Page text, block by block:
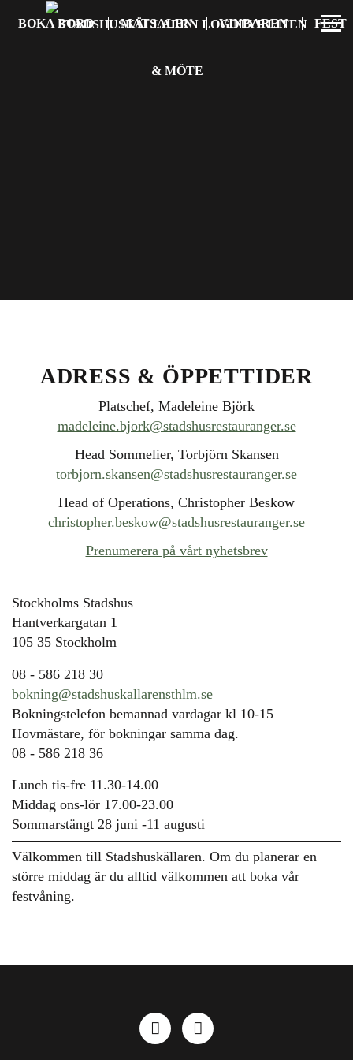
BOKA BORD MATSALEN VINBAREN FEST
& MÖTE
ADRESS & ÖPPETTIDER
Platschef, Madeleine Björk
madeleine.bjork@stadshusrestauranger.se
Head Sommelier, Torbjörn Skansen
torbjorn.skansen@stadshusrestauranger.se
Head of Operations, Christopher Beskow
christopher.beskow@stadshusrestauranger.se
Prenumerera på vårt nyhetsbrev
Stockholms Stadshus
Hantverkargatan 1
105 35 Stockholm
08 - 586 218 30
bokning@stadshuskallarensthlm.se
Bokningstelefon bemannad vardagar kl 10-15
Hovmästare, för bokningar samma dag.
08 - 586 218 36
Lunch tis-fre 11.30-14.00
Middag ons-lör 17.00-23.00
Sommarstängt 28 juni -11 augusti
Välkommen till Stadshuskällaren. Om du planerar en
större middag är du alltid välkommen att boka vår
festvåning.